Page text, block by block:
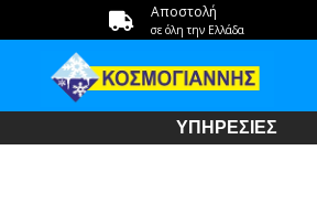
 Αποστολή
σε όλη την Ελλάδα
ΥΠΗΡΕΣΙΕΣ